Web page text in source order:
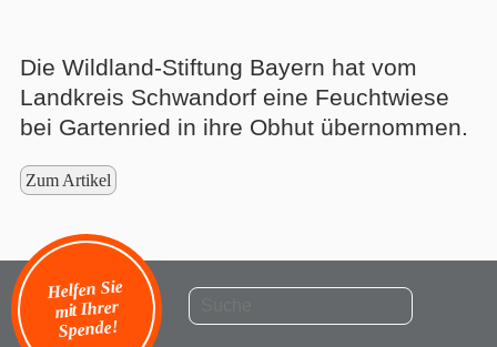
Die Wildland-Stiftung Bayern hat vom
Landkreis Schwandorf eine Feuchtwiese
bei Gartenried in ihre Obhut übernommen.
Zum Artikel
Helfen Sie
mit Ihrer
Spende!